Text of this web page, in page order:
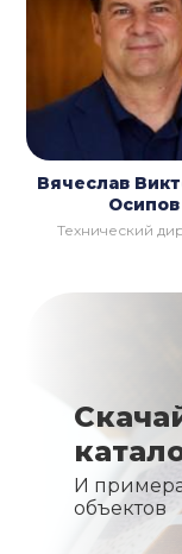
Вячеслав
Осипов
Технический
И
объектов